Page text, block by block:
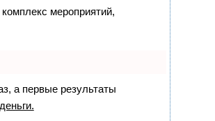
мероприятий,
а первые результаты